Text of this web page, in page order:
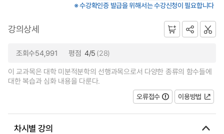
※ 수강확인증 발급을 위해서는 수강신청이 필요합니다
강의상세
조회수54,991 평점 4/5 (28)
이 교과목은 대학 미분적분학의 선행과목으로서 다양한 종류의 함수들에
대한 복습과 심화 내용을 다룬다.
오류접수
이용방법
차시별 강의